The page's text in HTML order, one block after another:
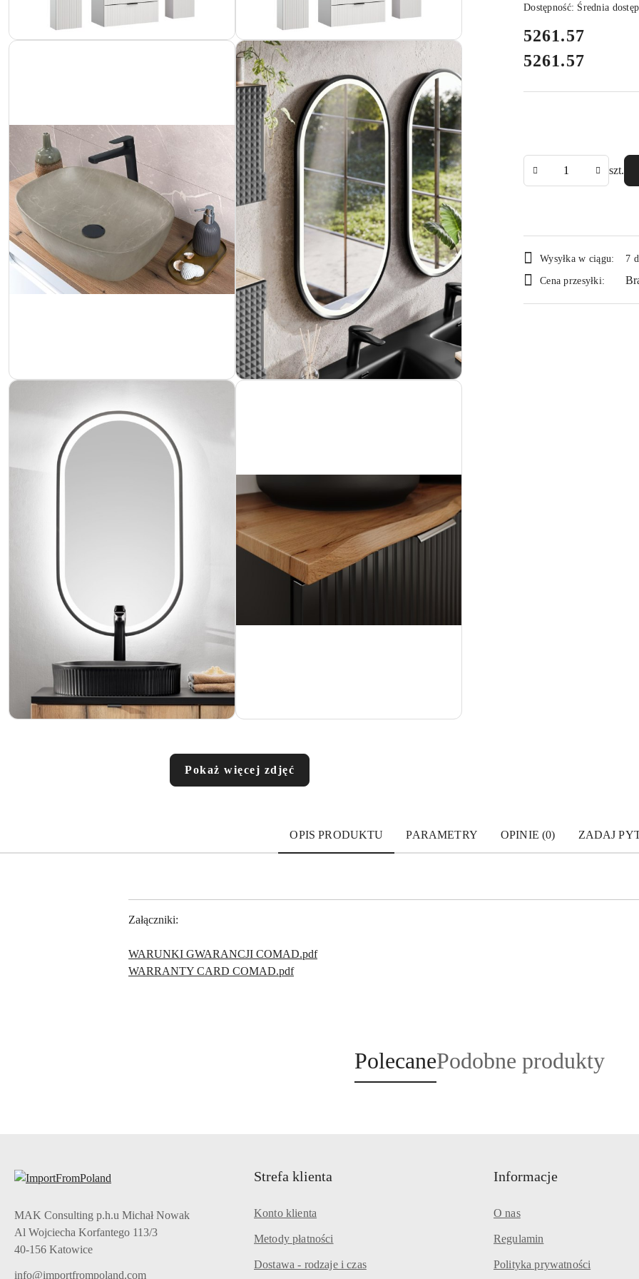
Pokaż więcej zdjęć
Dostępność: Średnia
cena:
5261.57
Cena:
5261.57
szt.
Dostępność
i
dostawa
Wysyłka w ciągu: 7
Cena przesyłki:
OPIS PRODUKTU PARAMETRY OPINIE (0) ZADAJ
Załączniki:
WARUNKI GWARANCJI COMAD.pdf
WARRANTY CARD COMAD.pdf
Produkty
o
PolecaneProdukty
o
Podobne produkty
MAK Consulting p.h.u Michał Nowak
Al Wojciecha Korfantego 113/3
40-156 Katowice
info@importfrompoland.com
Strefa klienta
Konto klienta
Metody płatności
Dostawa - rodzaje i czas
Informacje
O nas
Regulamin
Polityka prywatności